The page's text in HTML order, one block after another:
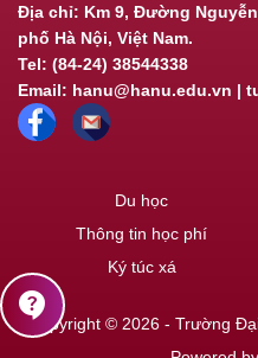
Địa chỉ: Km 9, Đường
phố Hà Nội, Việt Nam.
Tel: (84-24) 38544338
Email: hanu@hanu.edu.vn |
Du học
Thông tin học phí
Ký túc xá
Copyright © 2026 - Trường
contact_support